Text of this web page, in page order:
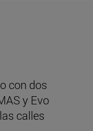
con dos
y Evo
calles